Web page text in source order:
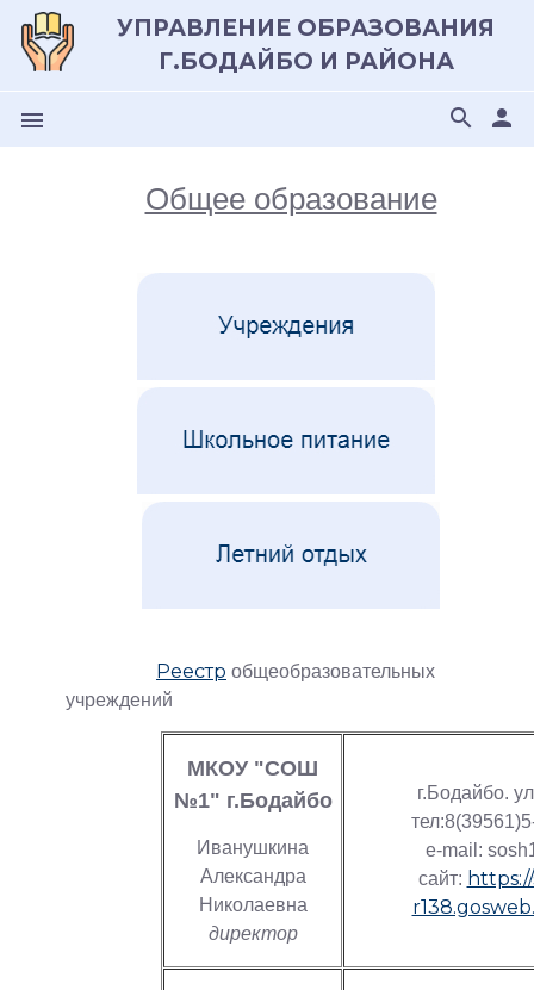
УПРАВЛЕНИЕ ОБРАЗОВАНИЯ
Г.БОДАЙБО И РАЙОНА
menu person
search
Общее образование
Реестр общеобразовательных
учреждений
МКОУ "СОШ
№1" г.Бодайбо
Иванушкина
Александра
Николаевна
директор
г.Бодайбо.
e-mail:
сайт: